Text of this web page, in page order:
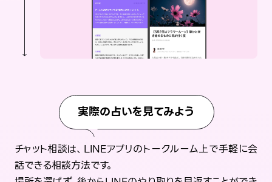
実際の占いを見てみよう
チャット相談は、LINEアプリのトークルーム上で手軽に会
話できる相談方法です。